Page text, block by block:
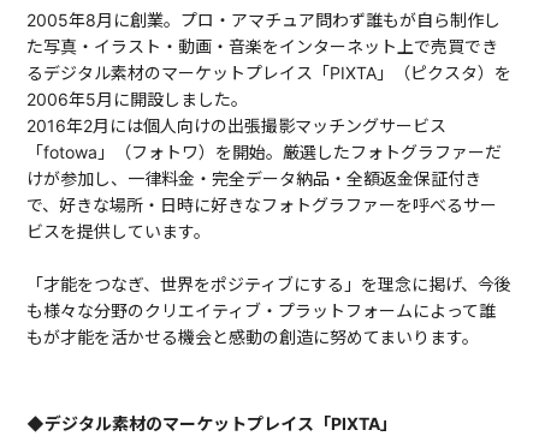
2005年8月に創業。プロ・アマチュア問わず誰もが自ら制作し
た写真・イラスト・動画・音楽をインターネット上で売買でき
るデジタル素材のマーケットプレイス「PIXTA」（ピクスタ）を
2006年5月に開設しました。
2016年2月には個人向けの出張撮影マッチングサービス
「fotowa」（フォトワ）を開始。厳選したフォトグラファーだ
けが参加し、一律料金・完全データ納品・全額返金保証付き
で、好きな場所・日時に好きなフォトグラファーを呼べるサー
ビスを提供しています。
「才能をつなぎ、世界をポジティブにする」を理念に掲げ、今後
も様々な分野のクリエイティブ・プラットフォームによって誰
もが才能を活かせる機会と感動の創造に努めてまいります。
◆デジタル素材のマーケットプレイス「PIXTA」